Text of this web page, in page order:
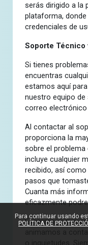
serás dirigido a la
plataforma,
credenciales de
Soporte Técnico
Si tienes
encuentras
estamos aquí
nuestro equipo
correo
Al contactar al
proporciona la
sobre el
incluye cualquier
recibido, así
pasos que
Cuanta más
eficazmente
Esperamos que
animamos a
Para continuar usando
POLÍTICA DE